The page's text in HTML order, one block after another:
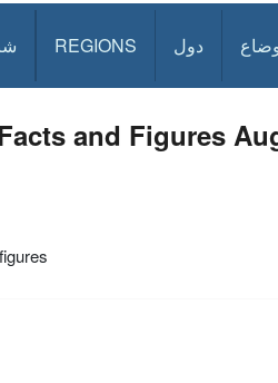
دول REGIONS
and Figures